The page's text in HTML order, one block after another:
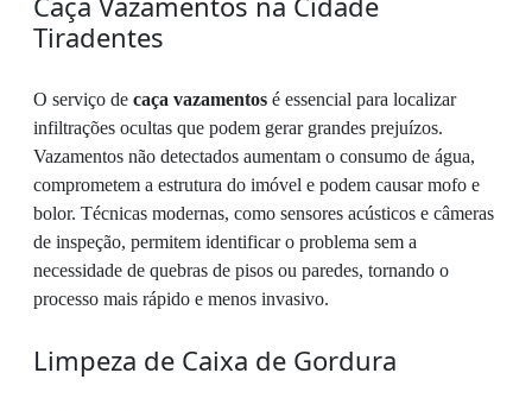
Tiradentes
O serviço de caça vazamentos é essencial para localizar
infiltrações ocultas que podem gerar grandes prejuízos.
Vazamentos não detectados aumentam o consumo de água,
comprometem a estrutura do imóvel e podem causar mofo e
bolor. Técnicas modernas, como sensores acústicos e câmeras
de inspeção, permitem identificar o problema sem a
necessidade de quebras de pisos ou paredes, tornando o
processo mais rápido e menos invasivo.
Limpeza de Caixa de Gordura